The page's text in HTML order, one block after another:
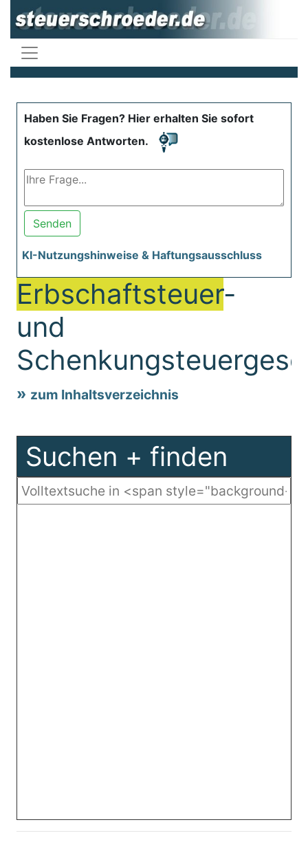
Haben Sie Fragen? Hier erhalten Sie sofort
kostenlose Antworten.
Senden
KI-Nutzungshinweise & Haftungsausschluss
Erbschaftsteuer-
und
zum Inhaltsverzeichnis
Suchen + finden